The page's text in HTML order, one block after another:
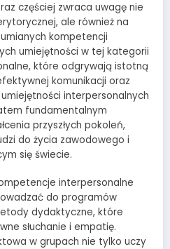
częściej zwraca uwagę nie
ale również na
kompetencji
umiejętności w tej kategorii
które odgrywają istotną
komunikacji oraz
interpersonalnych
fundamentalnym
przyszłych pokoleń,
do życia zawodowego i
się świecie.
interpersonalne
do programów
dydaktyczne, które
słuchanie i empatię.
w grupach nie tylko uczy